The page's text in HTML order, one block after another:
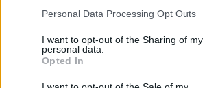
Personal Data Processing Opt Outs
I want to opt-out of the Sharing of my
personal data.
Opted In